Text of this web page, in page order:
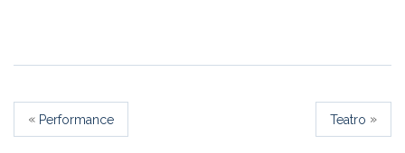
« Performance Teatro »